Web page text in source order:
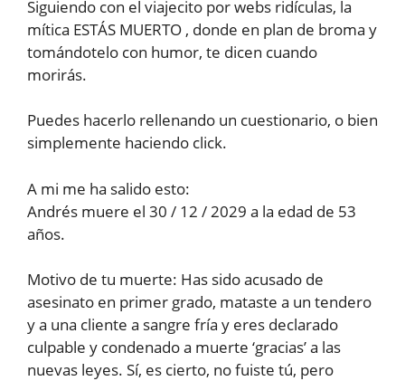
Siguiendo con el viajecito por webs ridículas, la
mítica ESTÁS MUERTO , donde en plan de broma y
tomándotelo con humor, te dicen cuando
morirás.
Puedes hacerlo rellenando un cuestionario, o bien
simplemente haciendo click.
A mi me ha salido esto:
Andrés muere el 30 / 12 / 2029 a la edad de 53
años.
Motivo de tu muerte: Has sido acusado de
asesinato en primer grado, mataste a un tendero
y a una cliente a sangre fría y eres declarado
culpable y condenado a muerte ‘gracias’ a las
nuevas leyes. Sí, es cierto, no fuiste tú, pero